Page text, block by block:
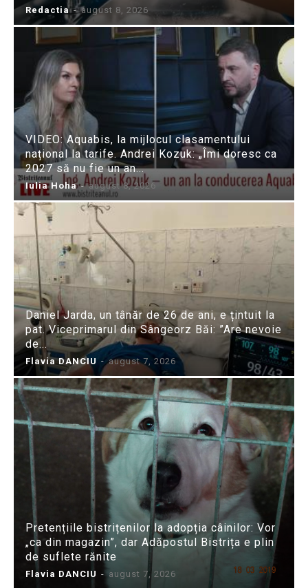
Redactia - august 8, 2026
VIDEO: Aquabis, la mijlocul clasamentului
național la tarife. Andrei Kozuk: „Îmi doresc ca
2027 să nu fie un an...
Iulia Hoha - august 8, 2026
Daniel Jarda, un tânăr de 26 de ani, e țintuit la
pat. Viceprimarul din Sângeorz Băi: ”Are nevoie
de...
Flavia DANCIU - august 7, 2026
Pretențiile bistrițenilor la adopția câinilor: Vor
„ca din magazin”, dar Adăpostul Bistrița e plin
de suflete rănite
Flavia DANCIU - august 7, 2026